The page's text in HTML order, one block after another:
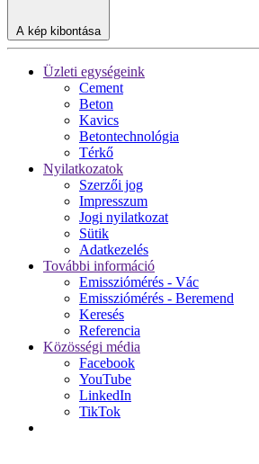
A kép kibontása
Üzleti egységeink
Cement
Beton
Kavics
Betontechnológia
Térkő
Nyilatkozatok
Szerzői jog
Impresszum
Jogi nyilatkozat
Sütik
Adatkezelés
További információ
Emissziómérés - Vác
Emissziómérés - Beremend
Keresés
Referencia
Közösségi média
Facebook
YouTube
LinkedIn
TikTok